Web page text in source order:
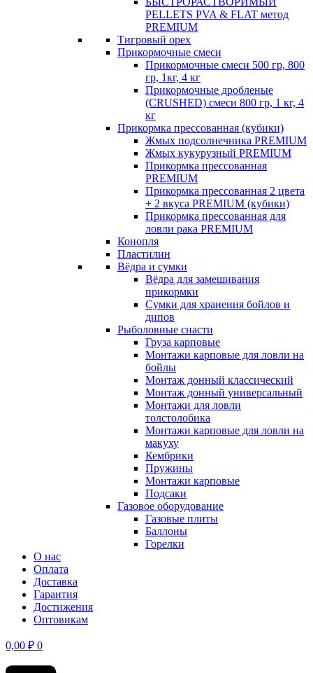
PELLETS PVA & FLAT метод
PREMIUM
Тигровый орех
Прикормочные смеси
Прикормочные смеси 500 гр, 800
гр, 1кг, 4 кг
Прикормочные дробленые
(CRUSHED) смеси 800 гр, 1 кг, 4
кг
Прикормка прессованная (кубики)
Жмых подсолнечника PREMIUM
Жмых кукурузный PREMIUM
Прикормка прессованная
PREMIUM
Прикормка прессованная 2 цвета
+ 2 вкуса PREMIUM (кубики)
Прикормка прессованная для
ловли рака PREMIUM
Конопля
Пластилин
Вёдра и сумки
Вёдра для замешивания
прикормки
Сумки для хранения бойлов и
дипов
Рыболовные снасти
Груза карповые
Монтажи карповые для ловли на
бойлы
Монтаж донный классический
Монтаж донный универсальный
Монтажи для ловли
толстолобика
Монтажи карповые для ловли на
макуху
Кембрики
Пружины
Монтажи карповые
Подсаки
Газовое оборудование
Газовые плиты
Баллоны
Горелки
О нас
Оплата
Доставка
Гарантия
Достижения
Оптовикам
0,00 ₽ 0